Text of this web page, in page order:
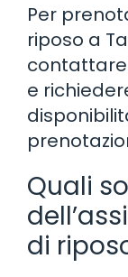
Per
riposo a
e
Quali
di